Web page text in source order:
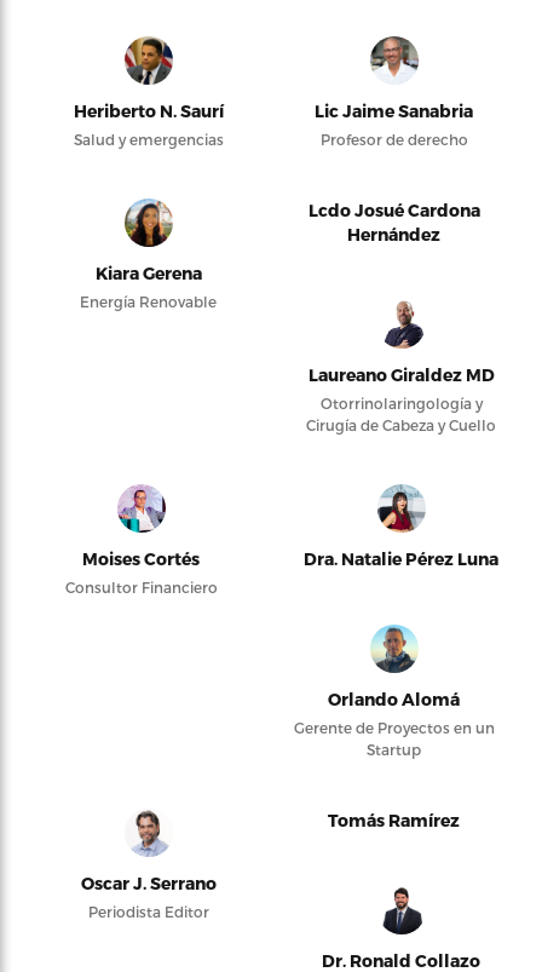
Heriberto N. Saurí
Salud y emergencias
Lic Jaime Sanabria
Profesor de derecho
Kiara Gerena
Energía Renovable
Lcdo Josué Cardona
Hernández
Laureano Giraldez MD
Otorrinolaringología y
Cirugía de Cabeza y Cuello
Moises Cortés
Consultor Financiero
Dra. Natalie Pérez Luna
Orlando Alomá
Gerente de Proyectos en un
Startup
Oscar J. Serrano
Periodista Editor
Tomás Ramírez
Dr. Ronald Collazo